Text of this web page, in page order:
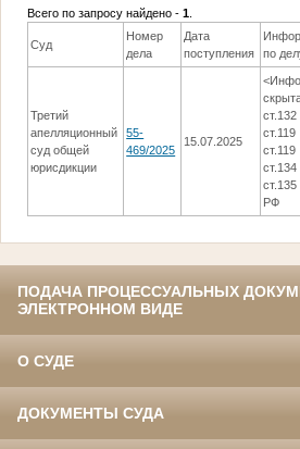
Всего по запросу найдено -1
Суд
Номер
дела
Дата
поступления
по
Третий
апелляционный
суд общей
юрисдикции
55-
469/2025
15.07.2025
РФ
ПОДАЧА ПРОЦЕССУАЛЬНЫХ
ЭЛЕКТРОННОМ ВИДЕ
О СУДЕ
ДОКУМЕНТЫ СУДА